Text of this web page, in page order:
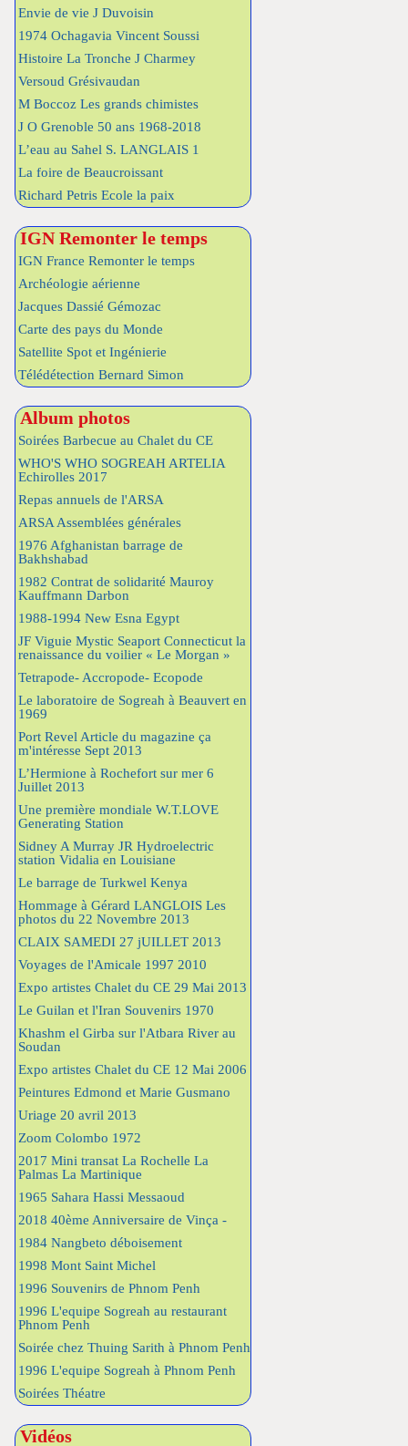
Envie de vie J Duvoisin
1974 Ochagavia Vincent Soussi
Histoire La Tronche J Charmey
Versoud Grésivaudan
M Boccoz Les grands chimistes
J O Grenoble 50 ans 1968-2018
L’eau au Sahel S. LANGLAIS 1
La foire de Beaucroissant
Richard Petris Ecole la paix
IGN Remonter le temps
IGN France Remonter le temps
Archéologie aérienne
Jacques Dassié Gémozac
Carte des pays du Monde
Satellite Spot et Ingénierie
Télédétection Bernard Simon
Album photos
Soirées Barbecue au Chalet du CE
WHO'S WHO SOGREAH ARTELIA
Echirolles 2017
Repas annuels de l'ARSA
ARSA Assemblées générales
1976 Afghanistan barrage de
Bakhshabad
1982 Contrat de solidarité Mauroy
Kauffmann Darbon
1988-1994 New Esna Egypt
JF Viguie Mystic Seaport Connecticut la
renaissance du voilier « Le Morgan »
Tetrapode- Accropode- Ecopode
Le laboratoire de Sogreah à Beauvert en
1969
Port Revel Article du magazine ça
m'intéresse Sept 2013
L’Hermione à Rochefort sur mer 6
Juillet 2013
Une première mondiale W.T.LOVE
Generating Station
Sidney A Murray JR Hydroelectric
station Vidalia en Louisiane
Le barrage de Turkwel Kenya
Hommage à Gérard LANGLOIS Les
photos du 22 Novembre 2013
CLAIX SAMEDI 27 jUILLET 2013
Voyages de l'Amicale 1997 2010
Expo artistes Chalet du CE 29 Mai 2013
Le Guilan et l'Iran Souvenirs 1970
Khashm el Girba sur l'Atbara River au
Soudan
Expo artistes Chalet du CE 12 Mai 2006
Peintures Edmond et Marie Gusmano
Uriage 20 avril 2013
Zoom Colombo 1972
2017 Mini transat La Rochelle La
Palmas La Martinique
1965 Sahara Hassi Messaoud
2018 40ème Anniversaire de Vinça -
1984 Nangbeto déboisement
1998 Mont Saint Michel
1996 Souvenirs de Phnom Penh
1996 L'equipe Sogreah au restaurant
Phnom Penh
Soirée chez Thuing Sarith à Phnom Penh
1996 L'equipe Sogreah à Phnom Penh
Soirées Théatre
Vidéos